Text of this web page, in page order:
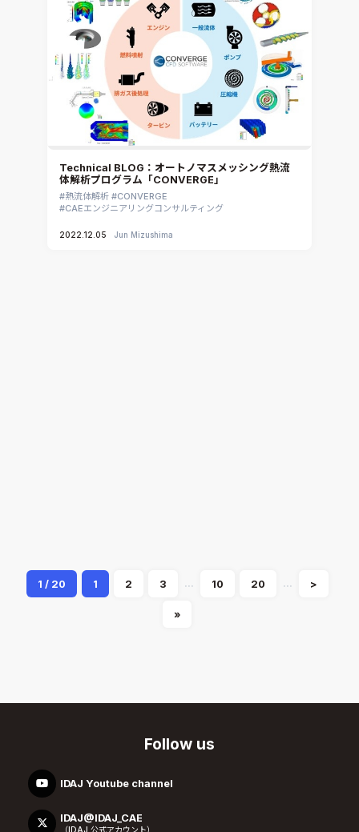
Technical BLOG：オートノマスメッシング熱流
体解析プログラム「CONVERGE」
熱流体解析
CONVERGE
CAEエンジニアリングコンサルティング
2022.12.05 Jun Mizushima
1 / 20 1 2 3 ... 10 20 ... >
»
Follow us
IDAJ Youtube channel
IDAJ@IDAJ_CAE
（IDAJ 公式アカウント）